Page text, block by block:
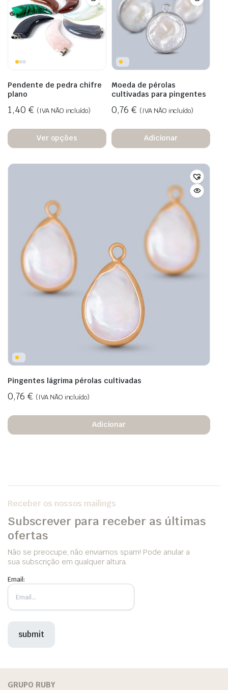
Pendente de pedra chifre
plano
1,40 € (IVA NÃO incluído)
Ver opções
Moeda de pérolas
cultivadas para pingentes
0,76 € (IVA NÃO incluído)
Adicionar
Pingentes lágrima pérolas cultivadas
0,76 € (IVA NÃO incluído)
Adicionar
Receber os nossos mailings
Subscrever para receber as últimas
ofertas
Não se preocupe, não enviamos spam! Pode anular a
sua subscrição em qualquer altura.
Email:
GRUPO RUBY